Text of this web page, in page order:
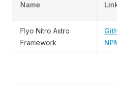
Name
Flyo Nitro Astro
Framework